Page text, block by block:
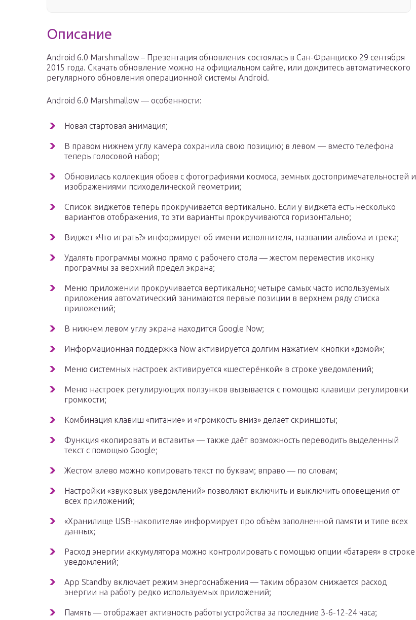
Описание
Android 6.0 Marshmallow – Презентация обновления состоялась в Сан-Франциско 29 сентября
2015 года. Скачать обновление можно на официальном сайте, или дождитесь автоматического
регулярного обновления операционной системы Android.
Android 6.0 Marshmallow — особенности:
Новая стартовая анимация;
В правом нижнем углу камера сохранила свою позицию; в левом — вместо телефона
теперь голосовой набор;
Обновилась коллекция обоев с фотографиями космоса, земных достопримечательностей и
изображениями психоделической геометрии;
Список виджетов теперь прокручивается вертикально. Если у виджета есть несколько
вариантов отображения, то эти варианты прокручиваются горизонтально;
Виджет «Что играть?» информирует об имени исполнителя, названии альбома и трека;
Удалять программы можно прямо с рабочего стола — жестом переместив иконку
программы за верхний предел экрана;
Меню приложении прокручивается вертикально; четыре самых часто используемых
приложения автоматический занимаются первые позиции в верхнем ряду списка
приложений;
В нижнем левом углу экрана находится Google Now;
Информационная поддержка Now активируется долгим нажатием кнопки «домой»;
Меню системных настроек активируется «шестерёнкой» в строке уведомлений;
Меню настроек регулирующих ползунков вызывается с помощью клавиши регулировки
громкости;
Комбинация клавиш «питание» и «громкость вниз» делает скриншоты;
Функция «копировать и вставить» — также даёт возможность переводить выделенный
текст с помощью Google;
Жестом влево можно копировать текст по буквам; вправо — по словам;
Настройки «звуковых уведомлений» позволяют включить и выключить оповещения от
всех приложений;
«Хранилище USB-накопителя» информирует про объём заполненной памяти и типе всех
данных;
Расход энергии аккумулятора можно контролировать с помощью опции «батарея» в строке
уведомлений;
App Standby включает режим энергоснабжения — таким образом снижается расход
энергии на работу редко используемых приложений;
Память — отображает активность работы устройства за последние 3-6-12-24 часа;